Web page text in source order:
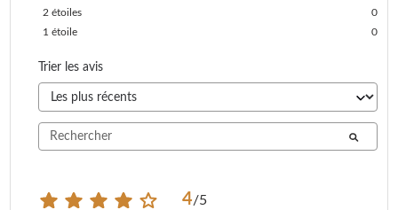
2 étoiles
0
1 étoile 0
Trier les avis
4/5